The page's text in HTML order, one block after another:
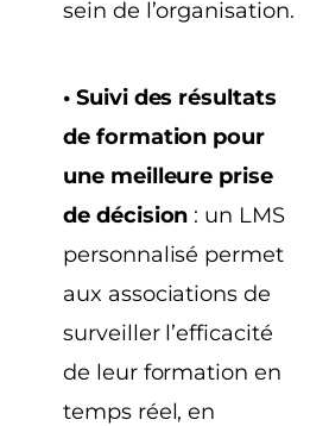
sein de l’organisation.
• Suivi des résultats
de formation pour
une meilleure prise
de décision : un LMS
personnalisé permet
aux associations de
surveiller l’efficacité
de leur formation en
temps réel, en